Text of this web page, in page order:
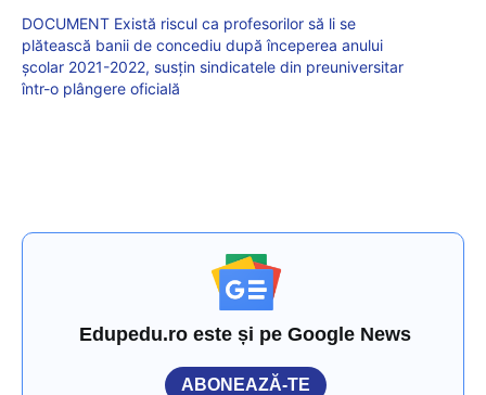
DOCUMENT Există riscul ca profesorilor să li se
plătească banii de concediu după începerea anului
școlar 2021-2022, susțin sindicatele din preuniversitar
într-o plângere oficială
Edupedu.ro este și pe Google News
ABONEAZĂ-TE